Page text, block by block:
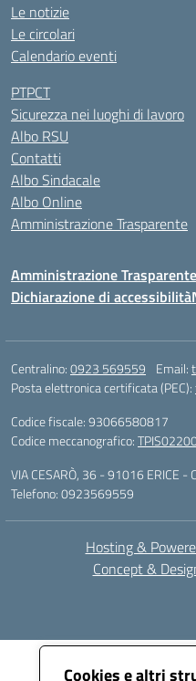
Cookies e altri
Le notizie
Le circolari
Calendario eventi
PTPCT
Sicurezza nei luoghi di lavoro
Albo RSU
Contatti
Albo Sindacale
Albo Online
Amministrazione Trasparente
Amministrazione Trasparente
Dichiarazione di accessibilità
Centralino:0923 569559 Email:
Posta elettronica certificata (PEC):
Codice fiscale: 93066580817
Codice meccanografico:
VIA CESARÒ, 36 - 91016 ERICE -
Telefono: 0923569559
Hosting &
Concept &